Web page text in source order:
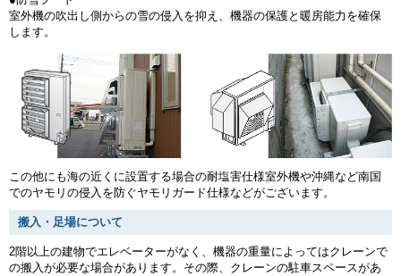
室外機の吹出し側からの雪の侵入を抑え、機器の保護と暖房能力を確保
します。
この他にも海の近くに設置する場合の耐塩害仕様室外機や沖縄など南国
でのヤモリの侵入を防ぐヤモリガード仕様などがございます。
搬入・足場について
2階以上の建物でエレベーターがなく、機器の重量によってはクレーンで
の搬入が必要な場合があります。その際、クレーンの駐車スペースがあ